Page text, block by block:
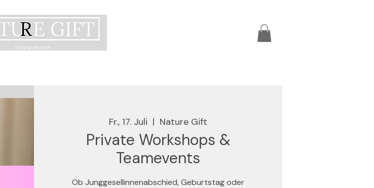
Fr., 17. Juli
  |
Nature Gift
Private Workshops &
Teamevents
Ob Junggesellinnenabschied, Geburtstag oder